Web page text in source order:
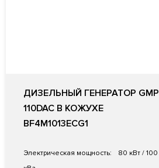
ДИЗЕЛЬНЫЙ ГЕНЕРАТОР GMP
110DAC В КОЖУХЕ
BF4M1013ECG1
Электрическая мощность:
80 кВт / 100